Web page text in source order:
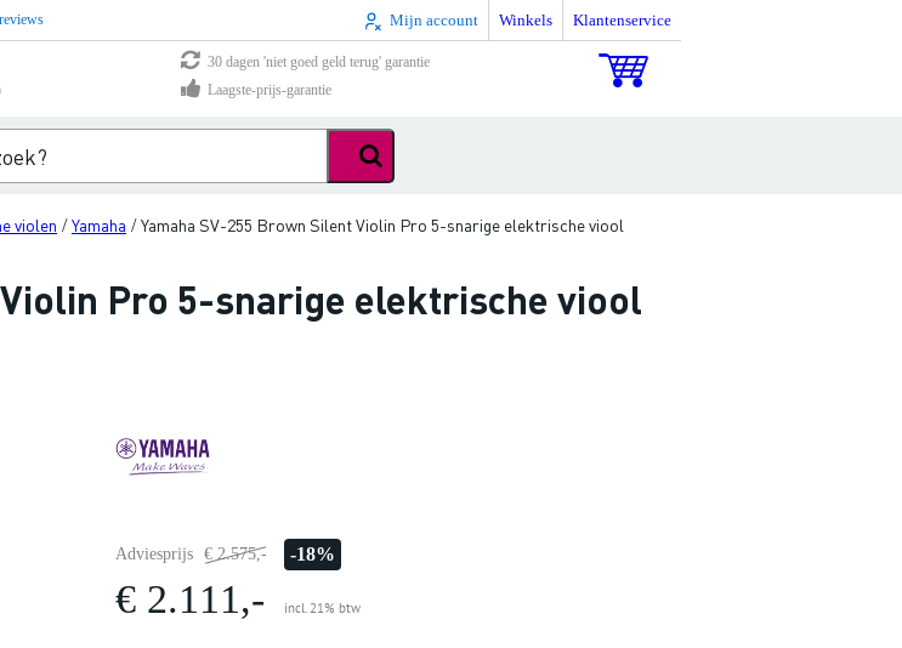
Mijn account Winkels Klantenservice
30 dagen 'niet goed geld terug' garantie
Laagste-prijs-garantie
violen /Yamaha /Yamaha SV-255 Brown Silent Violin Pro 5-snarige elektrische viool
Pro 5-snarige elektrische viool
Adviesprijs € 2.575,- -18%
€ 2.111,- incl. 21% btw